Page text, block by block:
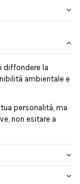
diffondere la
ambientale e
personalità, ma
non esitare a